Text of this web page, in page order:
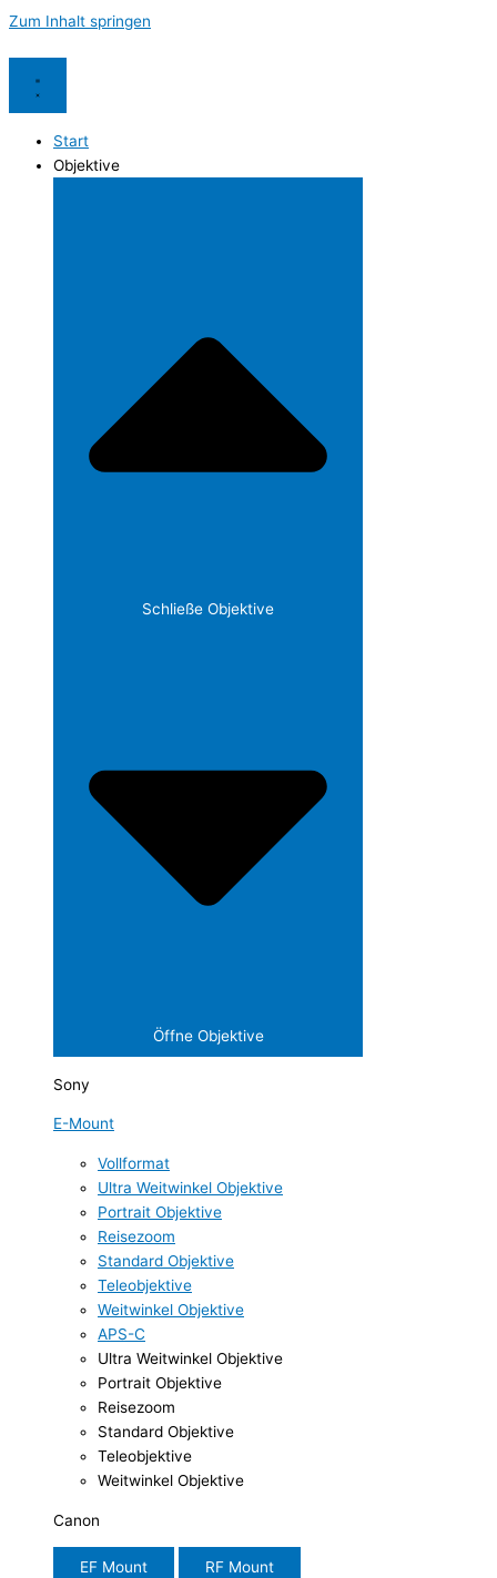
Zum Inhalt springen
Start
Objektive
Schließe Objektive
Öffne Objektive
Sony
E-Mount
Vollformat
Ultra Weitwinkel Objektive
Portrait Objektive
Reisezoom
Standard Objektive
Teleobjektive
Weitwinkel Objektive
APS-C
Ultra Weitwinkel Objektive
Portrait Objektive
Reisezoom
Standard Objektive
Teleobjektive
Weitwinkel Objektive
Canon
EF Mount
RF Mount